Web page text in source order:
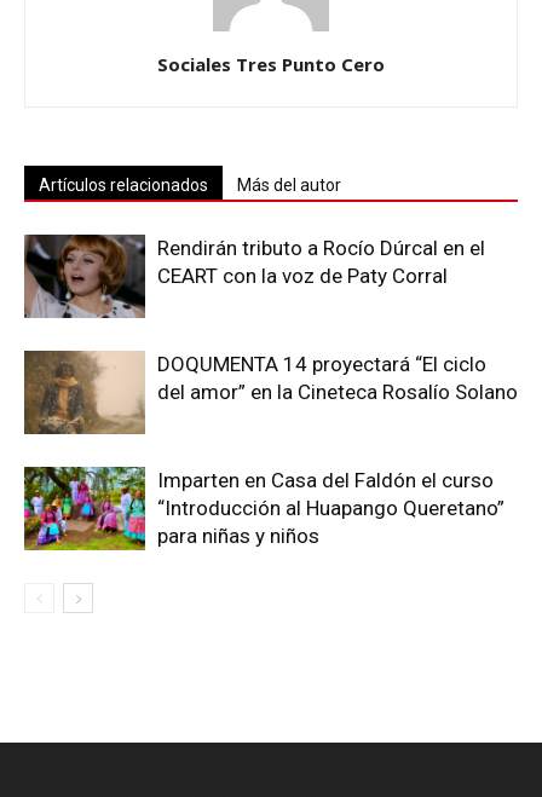
Sociales Tres Punto Cero
Artículos relacionados Más del autor
Rendirán tributo a Rocío Dúrcal en el
CEART con la voz de Paty Corral
DOQUMENTA 14 proyectará “El ciclo
del amor” en la Cineteca Rosalío Solano
Imparten en Casa del Faldón el curso
“Introducción al Huapango Queretano”
para niñas y niños